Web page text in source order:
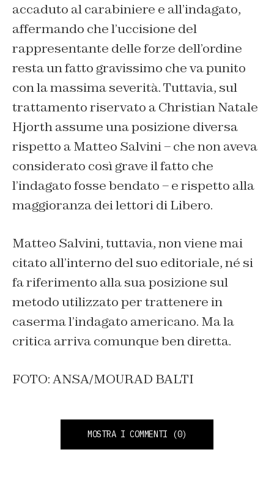
accaduto al carabiniere e all’indagato,
affermando che l’uccisione del
rappresentante delle forze dell’ordine
resta un fatto gravissimo che va punito
con la massima severità. Tuttavia, sul
trattamento riservato a Christian Natale
Hjorth assume una posizione diversa
rispetto a Matteo Salvini – che non aveva
considerato così grave il fatto che
l’indagato fosse bendato – e rispetto alla
maggioranza dei lettori di Libero.
Matteo Salvini, tuttavia, non viene mai
citato all’interno del suo editoriale, né si
fa riferimento alla sua posizione sul
metodo utilizzato per trattenere in
caserma l’indagato americano. Ma la
critica arriva comunque ben diretta.
FOTO: ANSA/MOURAD BALTI
MOSTRA I COMMENTI (0)